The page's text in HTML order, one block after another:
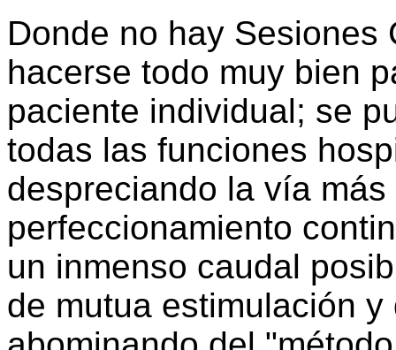
Donde no hay
hacerse todo muy bien
paciente individual; se
todas las funciones
despreciando la vía
perfeccionamiento
un inmenso caudal
de mutua estimulación